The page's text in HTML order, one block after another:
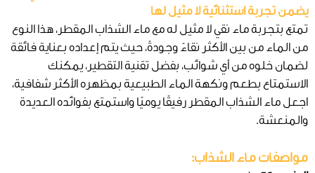
يضمن تجربة استثنائية لا مثيل لها
تمتع بتجربة ماء نقي لا مثيل له مع ماء الشذاب المقطر، هذا النوع
من الماء من بين الأكثر نقاءً وجودةً، حيث يتم إعداده بعناية فائقة
لضمان خلوه من أي شوائب، بفضل تقنية التقطير، يمكنك
الاستمتاع بطعم ونكهة الماء الطبيعية بمظهره الأكثر شفافية،
اجعل ماء الشذاب المقطر رفيقًا يوميًا واستمتع بفوائده العديدة
والمنعشة.
مواصفات ماء الشذاب: